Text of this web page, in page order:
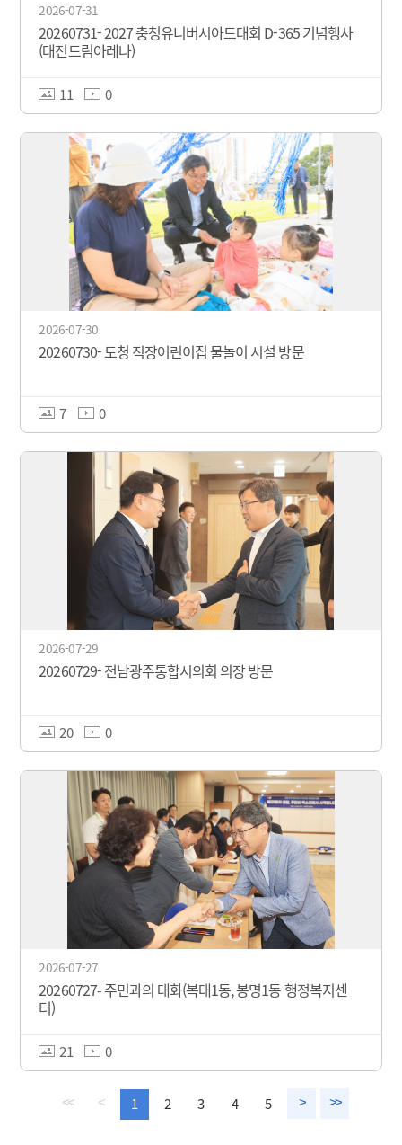
2026-07-31
20260731- 2027 충청유니버시아드대회 D-365 기념행사
(대전드림아레나)
11 0
2026-07-30
20260730- 도청 직장어린이집 물놀이 시설 방문
7 0
2026-07-29
20260729- 전남광주통합시의회 의장 방문
20 0
2026-07-27
20260727- 주민과의 대화(복대1동, 봉명1동 행정복지센
터)
21 0
<< < 1 2 3 4 5 > >>